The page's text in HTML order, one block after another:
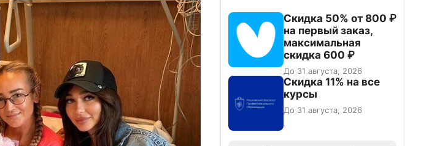
Скидка 50% от 800 ₽
на первый заказ,
максимальная
скидка 600 ₽
До 31 августа, 2026
Скидка 11% на все
курсы
До 31 августа, 2026